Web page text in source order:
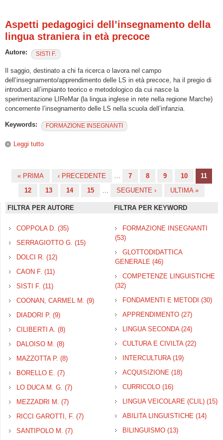
Aspetti pedagogici dell’insegnamento della
lingua straniera in età precoce
Autore: SISTI F.
Il saggio, destinato a chi fa ricerca o lavora nel campo
dell’insegnamento/apprendimento delle LS in età precoce, ha il pregio di
introdurci all’impianto teorico e metodologico da cui nasce la
sperimentazione LIReMar (la lingua inglese in rete nella regione Marche)
concernente l’insegnamento delle LS nella scuola dell’infanzia.
Keywords: FORMAZIONE INSEGNANTI
Leggi tutto
« PRIMA ‹ PRECEDENTE 7 8 9 10
11
12
13 14 15 SEGUENTE › ULTIMA »
FILTRA PER AUTORE
COPPOLA D. (35)Apply COPPOLA D. filter
SERRAGIOTTO G. (15)Apply SERRAGIOTTO G. filter
DOLCI R. (12)Apply DOLCI R. filter
CAON F. (11)Apply CAON F. filter
SISTI F. (11)Apply SISTI F. filter
COONAN, CARMEL M. (9)Apply COONAN, CARMEL M. filter
DIADORI P. (9)Apply DIADORI P. filter
CILIBERTI A. (8)Apply CILIBERTI A. filter
DALOISO M. (8)Apply DALOISO M. filter
MAZZOTTA P. (8)Apply MAZZOTTA P. filter
BORELLO E. (7)Apply BORELLO E. filter
LO DUCA M. G. (7)Apply LO DUCA M. G. filter
MEZZADRI M. (7)Apply MEZZADRI M. filter
RICCI GAROTTI, F. (7)Apply RICCI GAROTTI, F. filter
SANTIPOLO M. (7)Apply SANTIPOLO M. filter
FILTRA PER KEYWORD
FORMAZIONE INSEGNANTI
(53)
GLOTTODIDATTICA
GENERALE (46)
GENERALE filter
COMPETENZE LINGUISTICHE
(32)
FONDAMENTI E METODI (30)
APPRENDIMENTO (27)
LINGUA SECONDA (24)
SECONDA
CULTURA E CIVILTA (22)
INTERCULTURA (19)
ACQUISIZIONE (18)
CURRICOLO (16)
filter
LINGUA VEICOLARE (CLIL) (15)
ABILITA LINGUISTICHE (14)
BILINGUISMO (13)